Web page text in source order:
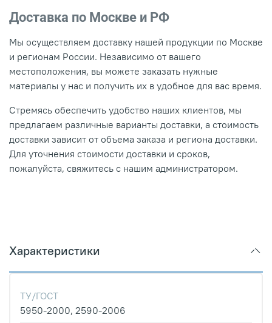
Доставка по Москве и РФ
Мы осуществляем доставку нашей продукции по Москве
и регионам России. Независимо от вашего
местоположения, вы можете заказать нужные
материалы у нас и получить их в удобное для вас время.
Стремясь обеспечить удобство наших клиентов, мы
предлагаем различные варианты доставки, а стоимость
доставки зависит от объема заказа и региона доставки.
Для уточнения стоимости доставки и сроков,
пожалуйста, свяжитесь с нашим администратором.
Характеристики
ТУ/ГОСТ
5950-2000, 2590-2006